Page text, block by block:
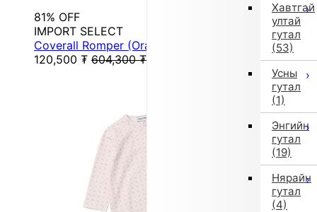
Хавтгай
ултай
гутал
(53)
Усны
гутал
(1)
Энгийн
гутал
(19)
Нярайн
гутал
(4)
81% OFF
IMPORT SELECT
Coverall Romper (Orange)
120,500 ₮ 604,300 ₮